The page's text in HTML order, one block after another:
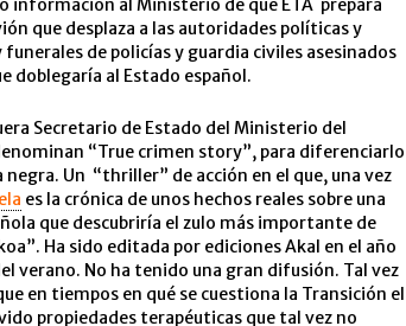
información al Ministerio de que ETA prepara
que desplaza a las autoridades políticas y
de policías y guardia civiles asesinados
doblegaría al Estado español.
Secretario de Estado del Ministerio del
“True crimen story”, para diferenciarlo
Un “thriller” de acción en el que, una vez
es la crónica de unos hechos reales sobre una
que descubriría el zulo más importante de
Ha sido editada por ediciones Akal en el año
verano. No ha tenido una gran difusión. Tal vez
en tiempos en qué se cuestiona la Transición el
propiedades terapéuticas que tal vez no